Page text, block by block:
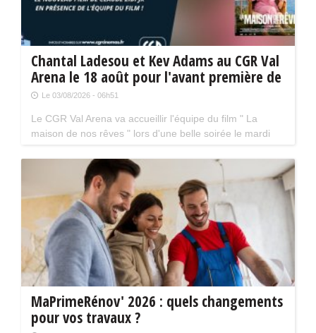
Chantal Ladesou et Kev Adams au CGR Val
Arena le 18 août pour l'avant première de
" La maison de nos rêves "
Le 03/08/2026 - 06h51
Le CGR Val Arena va accueillir l'équipe du film " La
maison de nos rêves " lors d'une belle soirée le mardi
présence de Kev Adams et Chantal Ladesou.
MaPrimeRénov' 2026 : quels changements
pour vos travaux ?